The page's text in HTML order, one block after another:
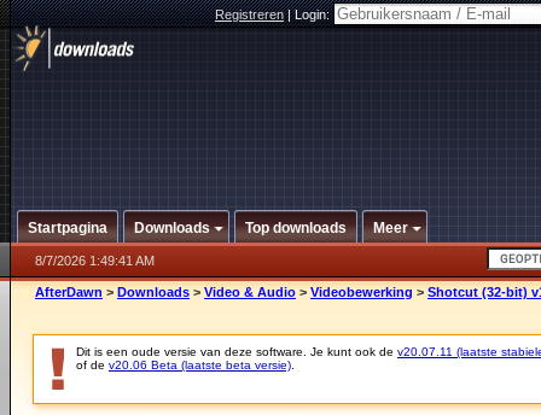
Registreren|Login:
Startpagina Downloads Top downloads Meer
8/7/2026 1:49:41 AM
AfterDawn > Downloads > Video & Audio > Videobewerking > Shotcut (32-bit)
Dit is een oude versie van deze software. Je kunt ook de v20.07.11 (laatste
of de v20.06 Beta (laatste beta versie)